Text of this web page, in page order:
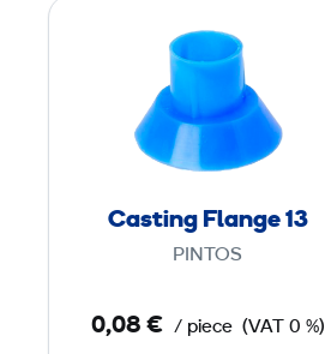
a
t
n
g
n
Casting Flange 13
PINTOS
0,08 € / piece (VAT 0 %)